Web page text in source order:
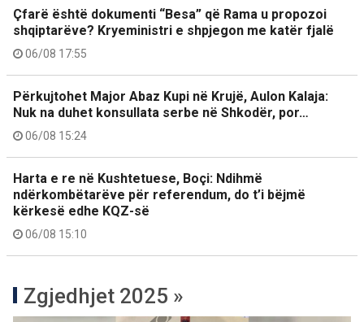
Çfarë është dokumenti “Besa” që Rama u propozoi
shqiptarëve? Kryeministri e shpjegon me katër fjalë
06/08 17:55
Përkujtohet Major Abaz Kupi në Krujë, Aulon Kalaja:
Nuk na duhet konsullata serbe në Shkodër, por…
06/08 15:24
Harta e re në Kushtetuese, Boçi: Ndihmë
ndërkombëtarëve për referendum, do t’i bëjmë
kërkesë edhe KQZ-së
06/08 15:10
Zgjedhjet 2025 »